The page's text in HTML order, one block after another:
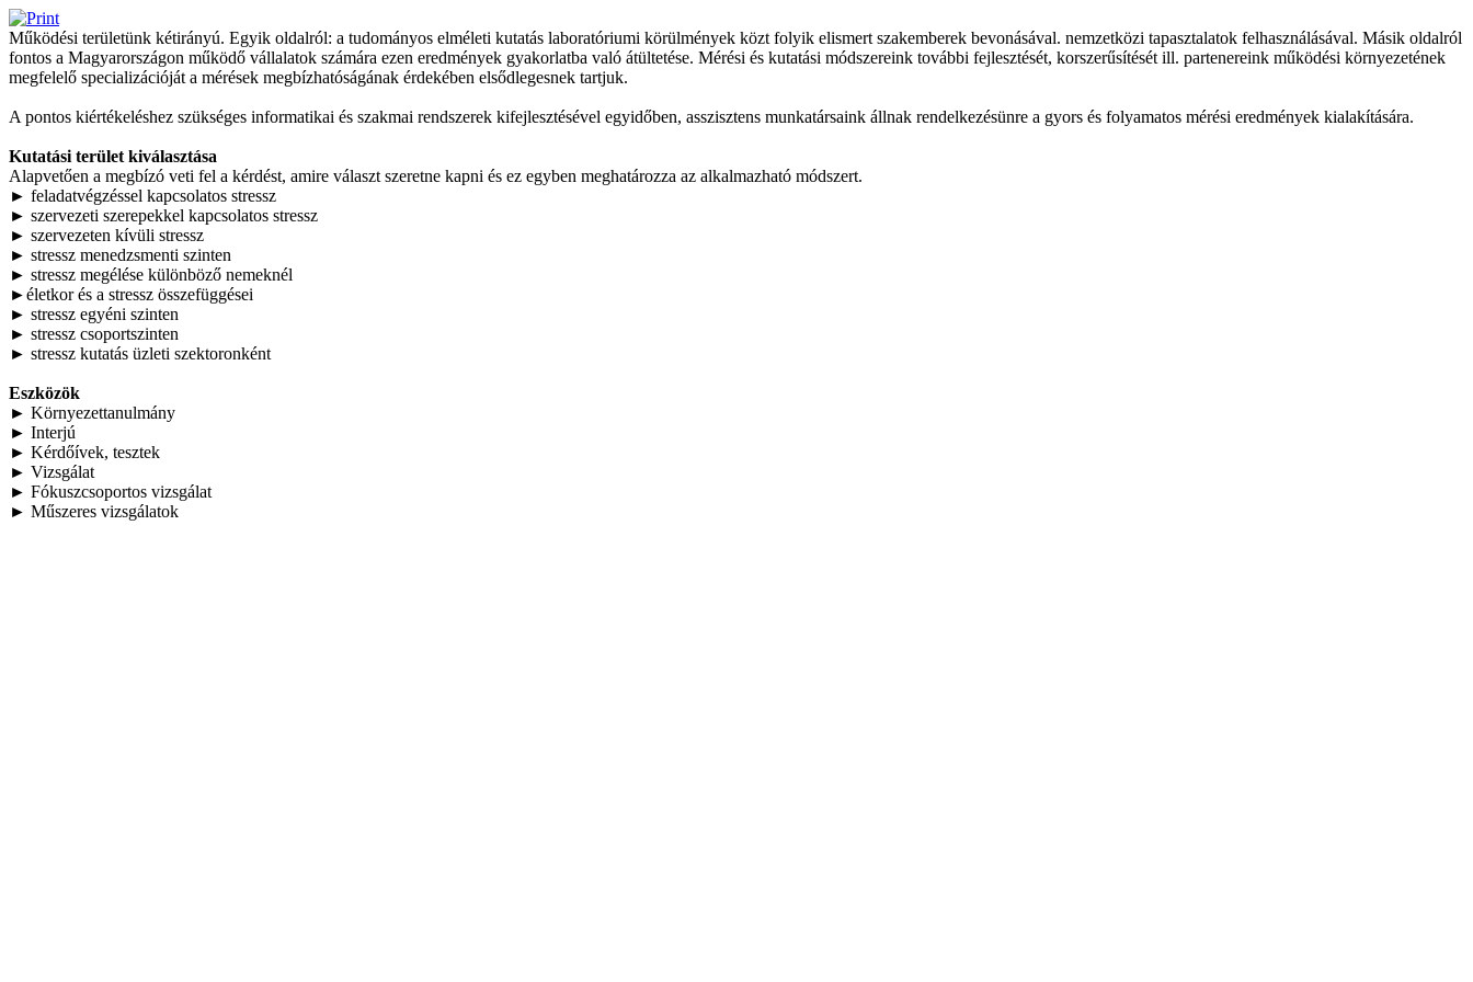
Működési területünk kétirányú. Egyik oldalról: a tudományos elméleti kutatás laboratóriumi körülmények közt folyik elismert szakemberek bevonásával. nemzetközi tapasztalatok felhasználásával. Másik oldalról
fontos a Magyarországon működő vállalatok számára ezen eredmények gyakorlatba való átültetése. Mérési és kutatási módszereink további fejlesztését, korszerűsítését ill. partenereink működési környezetének
megfelelő specializációját a mérések megbízhatóságának érdekében elsődlegesnek tartjuk.
A pontos kiértékeléshez szükséges informatikai és szakmai rendszerek kifejlesztésével egyidőben, asszisztens munkatársaink állnak rendelkezésünre a gyors és folyamatos mérési eredmények kialakítására.
Kutatási terület kiválasztása
Alapvetően a megbízó veti fel a kérdést, amire választ szeretne kapni és ez egyben meghatározza az alkalmazható módszert.
► feladatvégzéssel kapcsolatos stressz
► szervezeti szerepekkel kapcsolatos stressz
► szervezeten kívüli stressz
► stressz menedzsmenti szinten
► stressz megélése különböző nemeknél
►életkor és a stressz összefüggései
► stressz egyéni szinten
► stressz csoportszinten
► stressz kutatás üzleti szektoronként
Eszközök
► Környezettanulmány
► Interjú
► Kérdőívek, tesztek
► Vizsgálat
► Fókuszcsoportos vizsgálat
► Műszeres vizsgálatok